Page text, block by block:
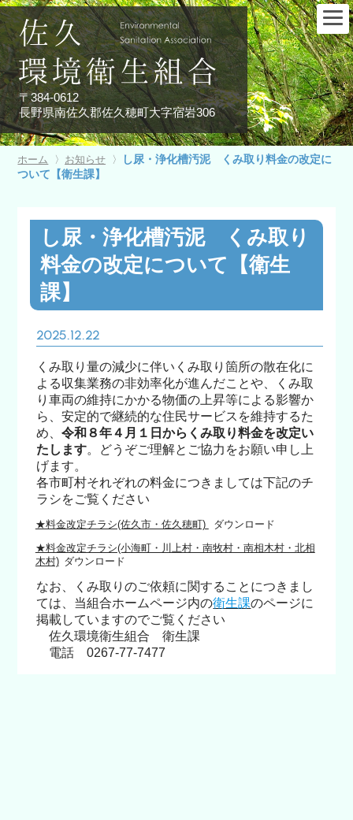
〒384-0612
長野県南佐久郡佐久穂町大字宿岩306
ホーム 〉 お知らせ 〉
し尿・浄化槽汚泥 くみ取り料金の改定に
ついて【衛生課】
し尿・浄化槽汚泥 くみ取り
料金の改定について【衛生
課】
2025.12.22
くみ取り量の減少に伴いくみ取り箇所の散在化に
よる収集業務の非効率化が進んだことや、くみ取
り車両の維持にかかる物価の上昇等による影響か
ら、安定的で継続的な住民サービスを維持するた
め、令和８年４月１日からくみ取り料金を改定い
たします。どうぞご理解とご協力をお願い申し上
げます。
各市町村それぞれの料金につきましては下記のチ
ラシをご覧ください
★料金改定チラシ(佐久市・佐久穂町)
ダウンロード
★料金改定チラシ(小海町・川上村・南牧村・南相木村・北相
木村) ダウンロード
なお、くみ取りのご依頼に関することにつきまし
ては、当組合ホームページ内の衛生課のページに
掲載していますのでご覧ください
佐久環境衛生組合 衛生課
電話 0267-77-7477